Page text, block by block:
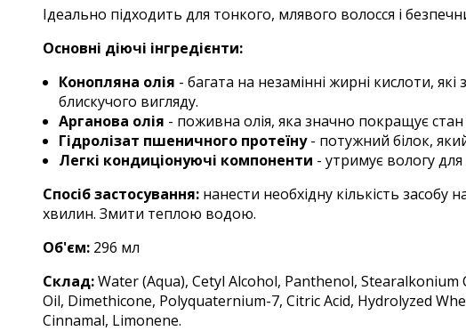
Ідеально підходить для тонкого, млявого волосся і
Основні діючі інгредієнти:
Конопляна олія - багата на незамінні жирні кислоти,
блискучого вигляду.
Арганова олія - поживна олія, яка значно покращує стан
Гідролізат пшеничного протеїну- потужний білок,
Легкі кондиціонуючі компоненти - утримує вологу
Спосіб застосування: нанести необхідну кількість
хвилин. Змити теплою водою.
Об'єм: 296 мл
Склад:Water (Aqua), Cetyl Alcohol, Panthenol,
Oil, Dimethicone, Polyquaternium-7, Citric Acid, Hydrolyzed
Cinnamal, Limonene.